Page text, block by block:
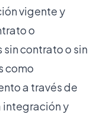
vigente y
o
contrato o sin
como
a través de
integración y